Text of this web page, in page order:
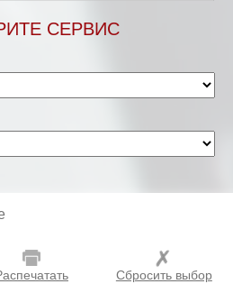
СЕРВИС
Сбросить выбор